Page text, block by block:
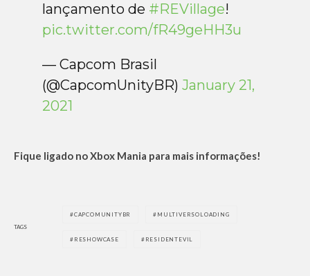
lançamento de #REVillage!
pic.twitter.com/fR49geHH3u
— Capcom Brasil
(@CapcomUnityBR) January 21,
2021
Fique ligado no Xbox Mania para mais informações!
TAGS
CAPCOMUNITYBR MULTIVERSOLOADING
RESHOWCASE RESIDENTEVIL